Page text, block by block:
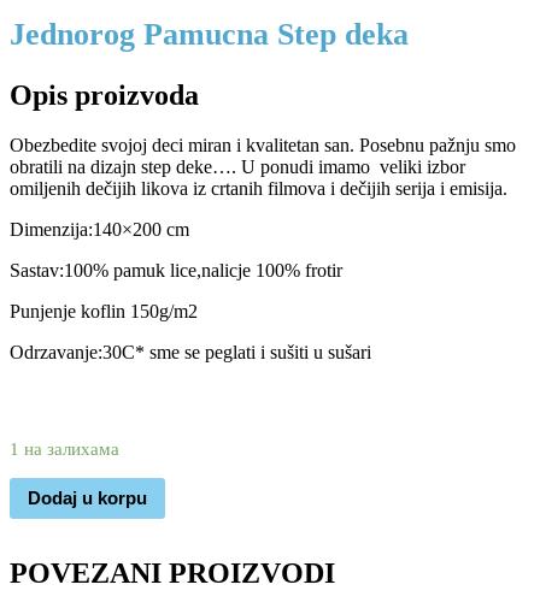
Jednorog Pamucna Step deka
Opis proizvoda
Obezbedite svojoj deci miran i kvalitetan san. Posebnu pažnju smo
obratili na dizajn step deke…. U ponudi imamo veliki izbor
omiljenih dečijih likova iz crtanih filmova i dečijih serija i emisija.
Dimenzija:140×200 cm
Sastav:100% pamuk lice,nalicje 100% frotir
Punjenje koflin 150g/m2
Odrzavanje:30C* sme se peglati i sušiti u sušari
1 на залихама
Dodaj u korpu
POVEZANI PROIZVODI